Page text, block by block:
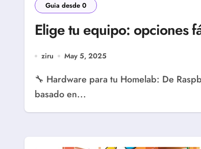
Guia desde 0
Elige tu equipo: opciones
ziru May 5, 2025
🔧 Hardware para tu Homelab: De Raspberry Pi a Servidores Potentes Contenido expandido
basado en...